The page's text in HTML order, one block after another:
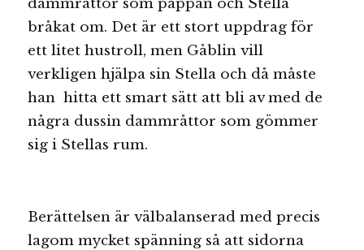
dammråttor som pappan och Stella
bråkat om. Det är ett stort uppdrag för
ett litet hustroll, men Gåblin vill
verkligen hjälpa sin Stella och då måste
han hitta ett smart sätt att bli av med de
några dussin dammråttor som gömmer
sig i Stellas rum.
Berättelsen är välbalanserad med precis
lagom mycket spänning så att sidorna